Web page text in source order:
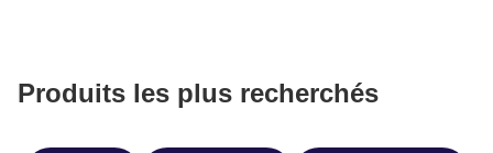
Produits les plus recherchés